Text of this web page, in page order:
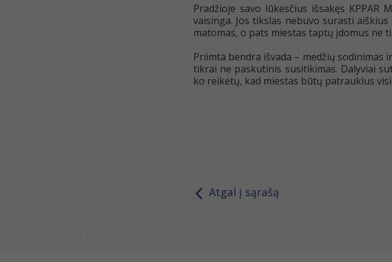
Pradžioje savo lūkesčius išsakęs
vaisinga. Jos tikslas nebuvo surasti
matomas, o pats miestas taptų įdomus ne
Priimta bendra išvada – medžių
tikrai ne paskutinis susitikimas. Dalyviai
ko reikėtų, kad miestas būtų patrauklus
Atgal į sąrašą